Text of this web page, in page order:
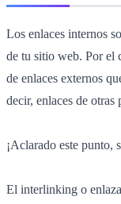
Los enlaces internos
de tu sitio web. Por el
de enlaces externos
decir, enlaces de otras
¡Aclarado este punto,
El interlinking o